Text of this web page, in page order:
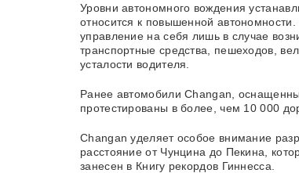
Уровни автономного вождения
относится к повышенной
управление на себя лишь в случае
транспортные средства, пешеходов,
усталости водителя.
Ранее автомобили Changan,
протестированы в более, чем 10 000
Changan уделяет особое внимание
расстояние от Чунцина до Пекина,
занесен в Книгу рекордов Гиннесса.